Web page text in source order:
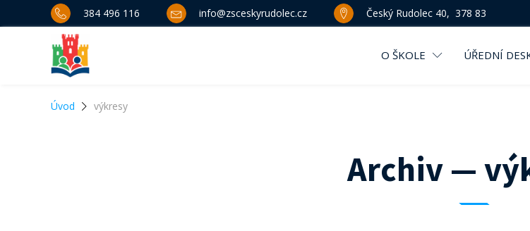
384 496 116 info@zsceskyrudolec.cz Český Rudolec 40, 378 83
O ŠKOLE ÚŘEDNÍ
Úvod výkresy
Archiv —